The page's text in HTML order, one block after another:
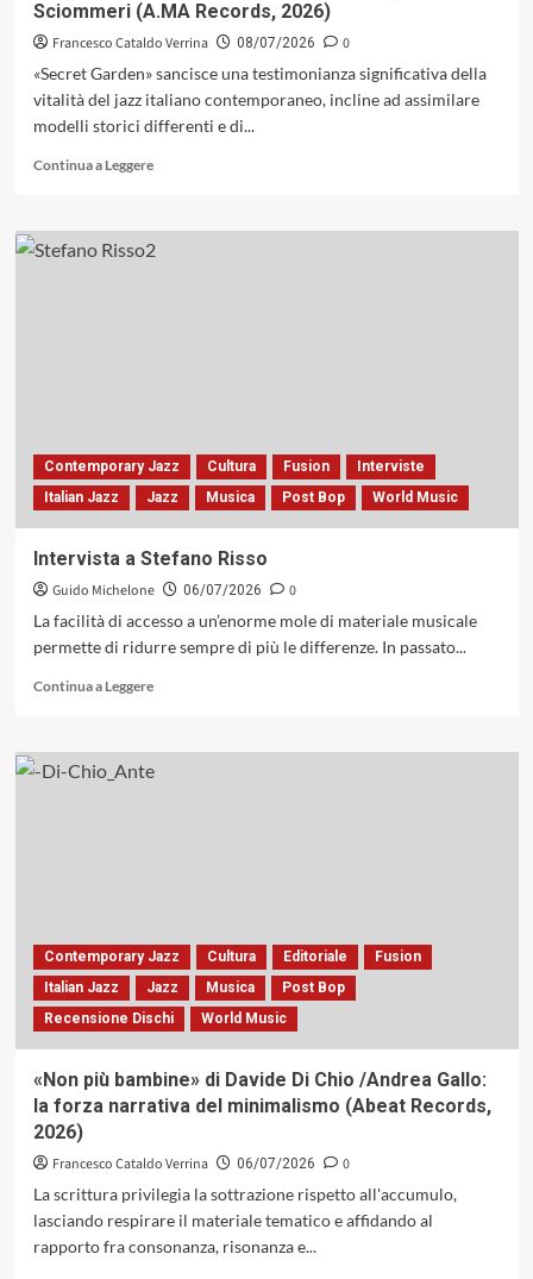
Sciommeri (A.MA Records, 2026)
Francesco Cataldo Verrina 08/07/2026
0
«Secret Garden» sancisce una testimonianza significativa della
vitalità del jazz italiano contemporaneo, incline ad assimilare
modelli storici differenti e di...
Continua a LeggereLeggi
su
Geometrie
Bracco,
Poeti
e
Records,
2026)
Contemporary Jazz Cultura Fusion
Interviste
Italian Jazz
Jazz Musica Post Bop World Music
Intervista a Stefano Risso
Guido Michelone 06/07/2026
0
La facilità di accesso a un’enorme mole di materiale musicale
permette di ridurre sempre di più le differenze. In passato...
Continua a LeggereLeggi
su
Intervista
Contemporary Jazz Cultura Editoriale
Fusion
Italian Jazz
Jazz Musica
Post Bop
Recensione Dischi
World Music
«Non più bambine» di Davide Di Chio /Andrea Gallo:
la forza narrativa del minimalismo (Abeat Records,
2026)
Francesco Cataldo Verrina 06/07/2026
0
La scrittura privilegia la sottrazione rispetto all'accumulo,
lasciando respirare il materiale tematico e affidando al
rapporto fra consonanza, risonanza e...